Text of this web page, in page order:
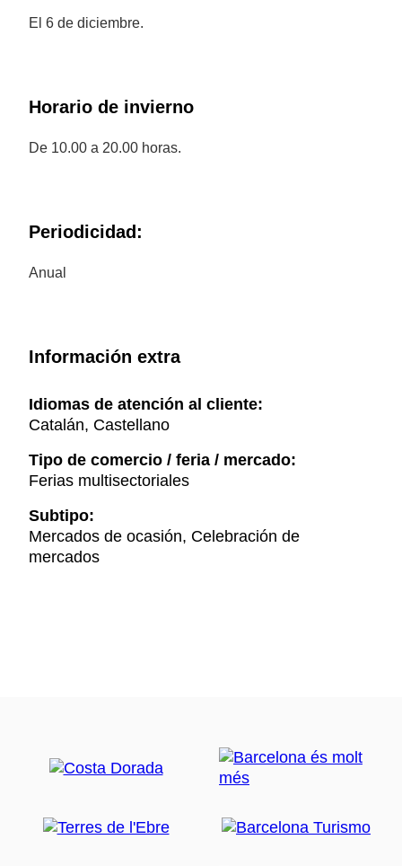
El 6 de diciembre.
Horario de invierno
De 10.00 a 20.00 horas.
Periodicidad:
Anual
Información extra
Idiomas de atención al cliente:
Catalán, Castellano
Tipo de comercio / feria / mercado:
Ferias multisectoriales
Subtipo:
Mercados de ocasión, Celebración de
mercados